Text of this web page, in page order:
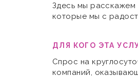
Здесь мы расскажем
которые мы с
ДЛЯ КОГО ЭТА
Спрос на
компаний,